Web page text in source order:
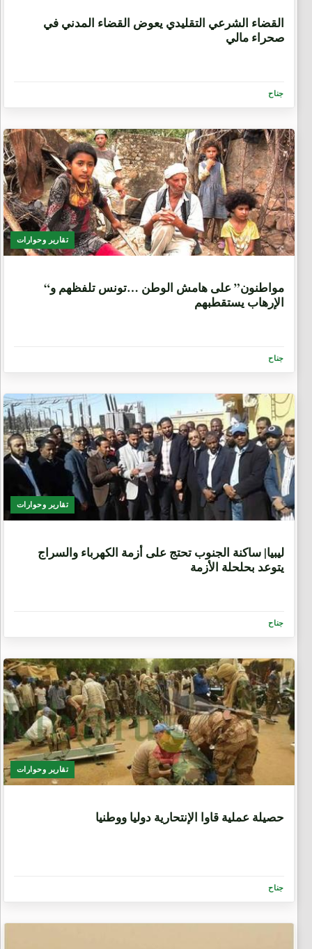
القضاء الشرعي التقليدي يعوض القضاء المدني في
صحراء مالي
جناح
تقارير وحوارات
“مواطنون” على هامش الوطن …تونس تلفظهم و
الإرهاب يستقطبهم
جناح
تقارير وحوارات
ليبيا| ساكنة الجنوب تحتج على أزمة الكهرباء والسراج
يتوعد بحلحلة الأزمة
جناح
تقارير وحوارات
حصيلة عملية قاوا الإنتحارية دوليا ووطنيا
جناح